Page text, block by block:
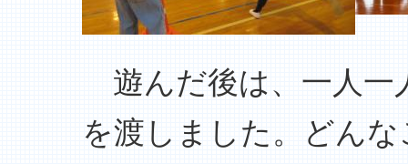
遊んだ後は、一人一
を渡しました。どん